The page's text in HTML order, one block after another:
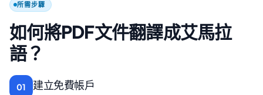
所需步驟
如何將PDF文件翻譯成艾馬拉
語？
01 建立免費帳戶